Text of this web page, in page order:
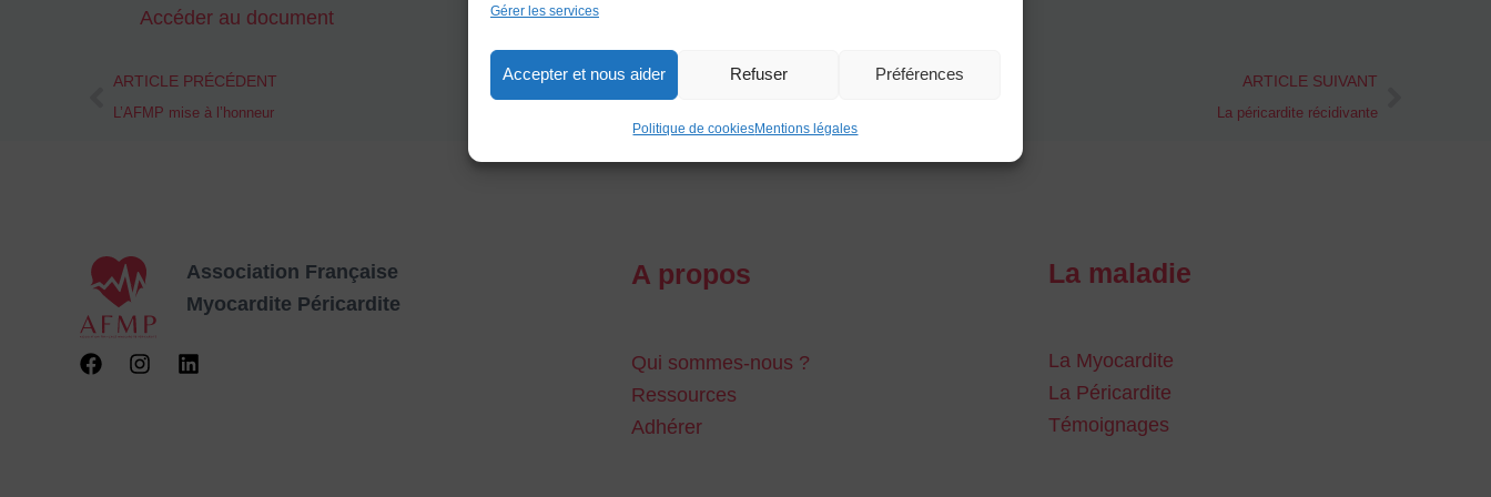
Gérer les services
Accepter et nous aider Refuser Préférences
Politique de cookiesMentions légales
Accéder au document
Prev
ARTICLE PRÉCÉDENT
L’AFMP mise à l’honneur
ARTICLE SUIVANT
La péricardite récidivante
Association Française
Myocardite Péricardite
A propos
Qui sommes-nous ?
Ressources
Adhérer
La maladie
La Myocardite
La Péricardite
Témoignages